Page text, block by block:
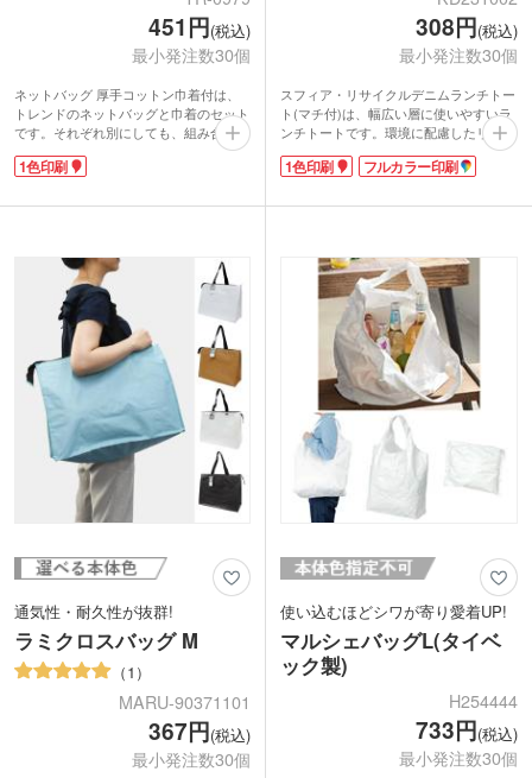
451円(税込)
最小発注数30個
ネットバッグ 厚手コットン巾着付は、
トレンドのネットバッグと巾着のセット
です。それぞれ別にしても、組み合わせ
ても使えます。巾着の口を結べばいれた
ものの中身が見えないので、貴重品も安
もアリ!
布地は5オンスで柔らかさがありつつ、
日用品を持ち運べるほどの収納力と耐久
性があります。
ヨーロッパではマルシェなどの買い物に
持っていくのが定番のネットバッグ。果
物や野菜などの食材をあえて見せてもイ
イですね。
1色印刷
308円(税込)
最小発注数30個
スフィア・リサイクルデニムランチトー
ト(マチ付)は、幅広い層に使いやすいラ
ンチトートです。環境に配慮したリサイ
クルデニムの素材は、SDGs活動をアピ
ールできます。中身が透けない10.5オン
にちょうどいい大きさです。ポーチやお
1色・フルカラー転写印刷ができノベル
ティ配布もしやすい1枚ずつポリ袋入
り。リサイクルデニムの説明が添付され
ていますので、環境活動のアピールもで
【リサイクルデニムとは?】
紡績工場で発生した不要な生地を紡ぎ直
したサスティナブルな繊維で作られたデ
ニム。着色済みの糸を使用するため染料
や水の使用量が通常のデニムと比べ少な
く、原材料も削減できます。
中でもスフィアシリーズの製品は不要な
より環境に配慮し生産されています。
1色印刷 フルカラー印刷
通気性・耐久性が抜群!
ラミクロスバッグ M
1
MARU-90371101
367円(税込)
最小発注数30個
使い込むほどシワが寄り愛着UP!
マルシェバッグL(タイベ
ック製)
H254444
733円(税込)
最小発注数30個